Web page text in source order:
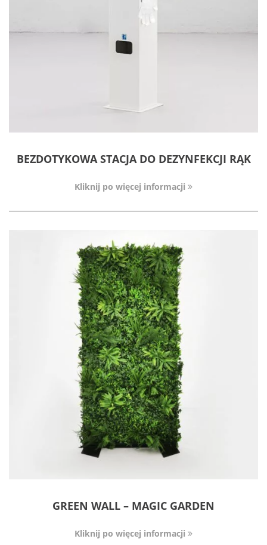
BEZDOTYKOWA STACJA DO DEZYNFEKCJI RĄK
Kliknij po więcej informacji
GREEN WALL – MAGIC GARDEN
Kliknij po więcej informacji